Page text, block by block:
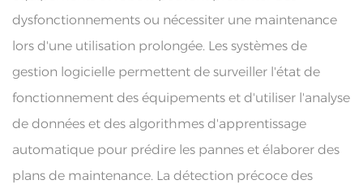
dysfonctionnements ou nécessiter une maintenance
lors d'une utilisation prolongée. Les systèmes de
gestion logicielle permettent de surveiller l'état de
fonctionnement des équipements et d'utiliser l'analyse
de données et des algorithmes d'apprentissage
automatique pour prédire les pannes et élaborer des
plans de maintenance. La détection précoce des